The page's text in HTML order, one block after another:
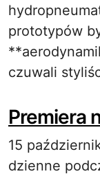
prototypów
czuwali
Premiera
15
dzienne